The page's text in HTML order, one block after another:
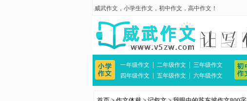
威武作文 ， 小学生作文 ， 初中作文 ， 高中作文 ！
一年级作文 二年级作文
三年级作文
四年级作文
五年级作文 六年级作文